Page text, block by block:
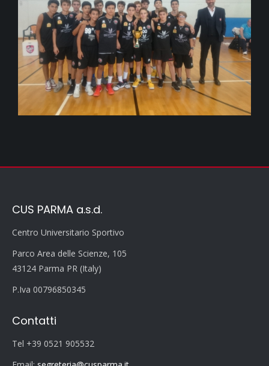
CUS PARMA a.s.d.
Centro Universitario Sportivo
Parco Area delle Scienze, 105
43124 Parma PR (Italy)
P.Iva 00796850345
Contatti
Tel +39 0521 905532